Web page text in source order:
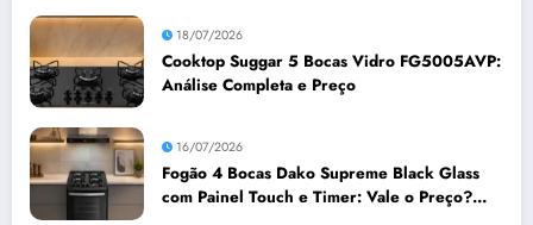
18/07/2026
Cooktop Suggar 5 Bocas Vidro FG5005AVP:
Análise Completa e Preço
16/07/2026
Fogão 4 Bocas Dako Supreme Black Glass
com Painel Touch e Timer: Vale o Preço?